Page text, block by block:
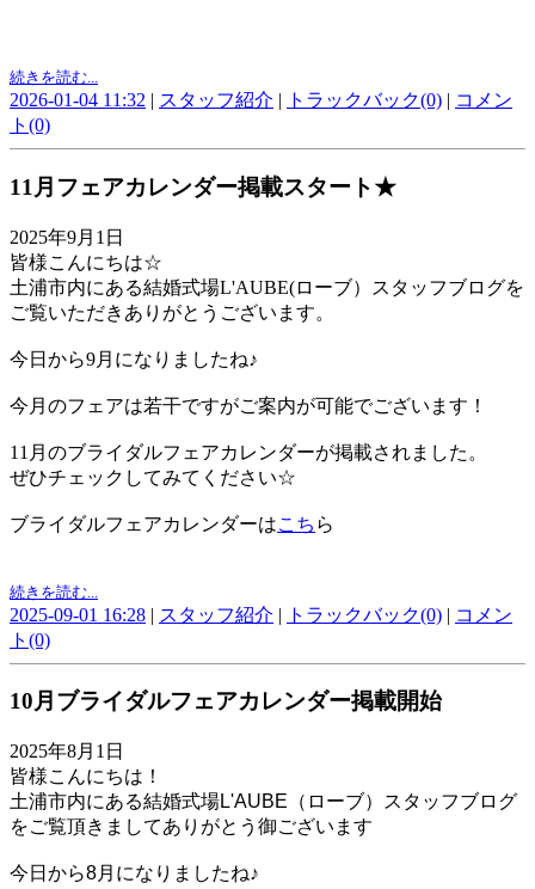
続きを読む...
2026-01-04 11:32 | スタッフ紹介 | トラックバック(0) | コメン
ト(0)
11月フェアカレンダー掲載スタート★
2025年9月1日
皆様こんにちは☆
土浦市内にある結婚式場L'AUBE(ローブ）スタッフブログを
ご覧いただきありがとうございます。
今日から9月になりましたね♪
今月のフェアは若干ですがご案内が可能でございます！
11月のブライダルフェアカレンダーが掲載されました。
ぜひチェックしてみてください☆
ブライダルフェアカレンダーはこち ら
続きを読む...
2025-09-01 16:28 | スタッフ紹介 | トラックバック(0) | コメン
ト(0)
10月ブライダルフェアカレンダー掲載開始
2025年8月1日
皆様こんにちは！
土浦市内にある結婚式場L'AUBE（ローブ）スタッフブログ
をご覧頂きましてありがとう御ございます
今日から8月になりましたね♪